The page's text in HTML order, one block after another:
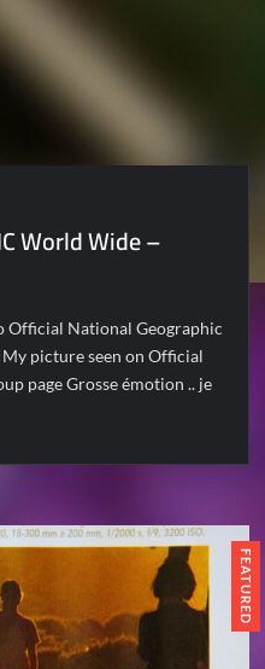
World Wide –
Official National Geographic
picture seen on Official
page Grosse émotion .. je
FEATURED